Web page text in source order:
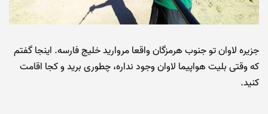
جزیره لاوان تو جنوب هرمزگان واقعا مروارید خلیج فارسه. اینجا گفتم
که وقتی بلیت هواپیما لاوان وجود نداره، چطوری برید و کجا اقامت
کنید.